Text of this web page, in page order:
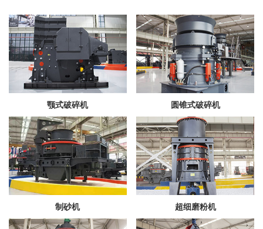
颚式破碎机 圆锥式破碎机
制砂机 超细磨粉机